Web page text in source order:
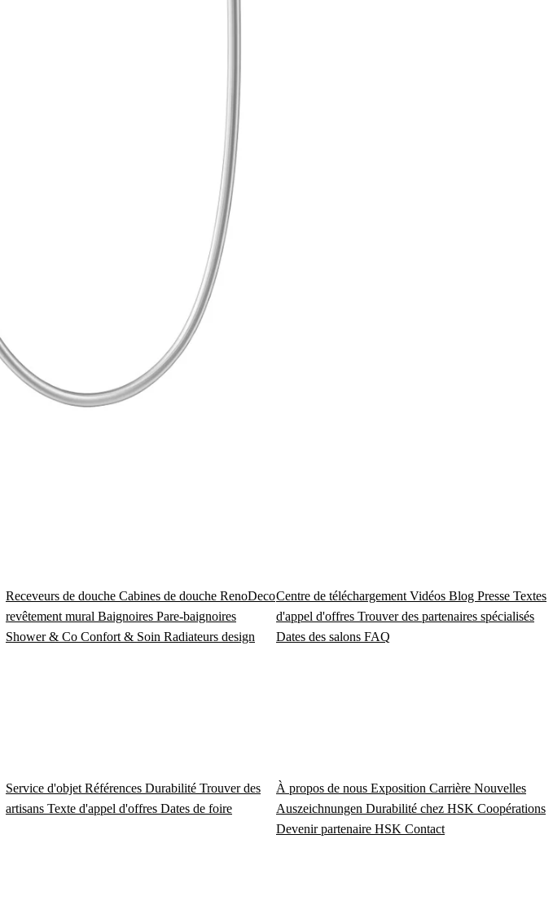
Receveurs de douche Cabines de douche RenoDeco
revêtement mural Baignoires Pare-baignoires
Shower & Co Confort & Soin Radiateurs design
Centre de téléchargement Vidéos Blog Presse Textes
d'appel d'offres Trouver des partenaires spécialisés
Dates des salons FAQ
Service d'objet Références Durabilité Trouver des
artisans Texte d'appel d'offres Dates de foire
À propos de nous Exposition Carrière Nouvelles
Auszeichnungen Durabilité chez HSK Coopérations
Devenir partenaire HSK Contact